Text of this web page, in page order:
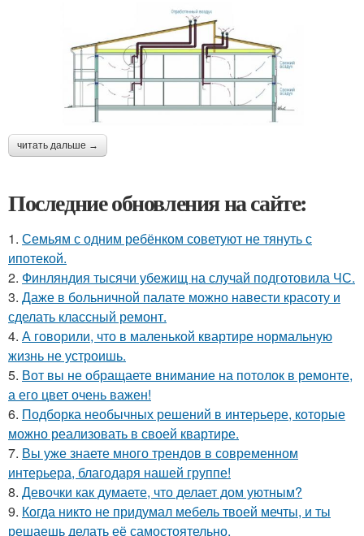
читать дальше →
Последние обновления на сайте:
1. Семьям с одним ребёнком советуют не тянуть с
ипотекой.
2. Финляндия тысячи убежищ на случай подготовила ЧС.
3. Даже в больничной палате можно навести красоту и
сделать классный ремонт.
4. А говорили, что в маленькой квартире нормальную
жизнь не устроишь.
5. Вот вы не обращаете внимание на потолок в ремонте,
а его цвет очень важен!
6. Подборка необычных решений в интерьере, которые
можно реализовать в своей квартире.
7. Вы уже знаете много трендов в современном
интерьера, благодаря нашей группе!
8. Девочки как думаете, что делает дом уютным?
9. Когда никто не придумал мебель твоей мечты, и ты
решаешь делать её самостоятельно.